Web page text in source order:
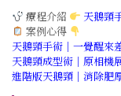
療程介紹
天鵝頸
案例心得
天鵝頸手術｜一覺醒來
天鵝頸成型術｜原相機
進階版天鵝頸｜消除肥